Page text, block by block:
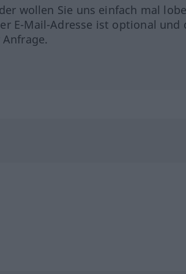
wollen Sie uns einfach mal
E-Mail-Adresse ist optional und